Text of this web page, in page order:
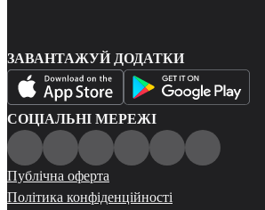
ЗАВАНТАЖУЙ ДОДАТКИ
СОЦІАЛЬНІ МЕРЕЖІ
Публічна оферта
Політика конфіденційності